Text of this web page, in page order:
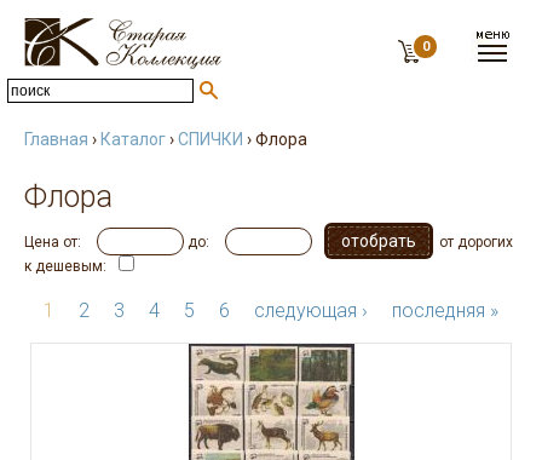
0
Главная › Каталог›СПИЧКИ › Флора
Флора
Цена от: до:
от дорогих
к дешевым:
1 2 3 4 5 6 следующая › последняя »